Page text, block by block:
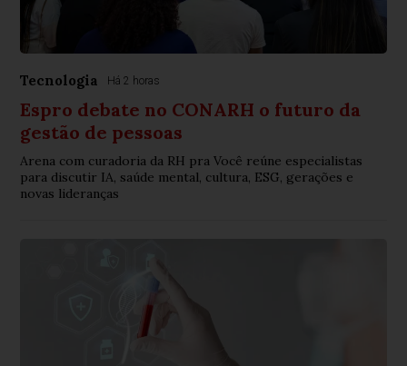
Tecnologia Há 2 horas
Espro debate no CONARH o futuro da
gestão de pessoas
Arena com curadoria da RH pra Você reúne especialistas
para discutir IA, saúde mental, cultura, ESG, gerações e
novas lideranças